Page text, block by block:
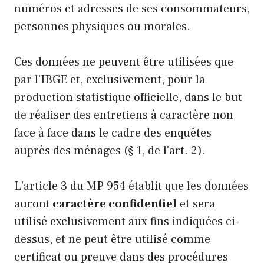
numéros et adresses de ses consommateurs,
personnes physiques ou morales.
Ces données ne peuvent être utilisées que
par l'IBGE et, exclusivement, pour la
production statistique officielle, dans le but
de réaliser des entretiens à caractère non
face à face dans le cadre des enquêtes
auprès des ménages (§ 1, de l'art. 2).
L'article 3 du MP 954 établit que les données
auront caractère confidentiel et sera
utilisé exclusivement aux fins indiquées ci-
dessus, et ne peut être utilisé comme
certificat ou preuve dans des procédures